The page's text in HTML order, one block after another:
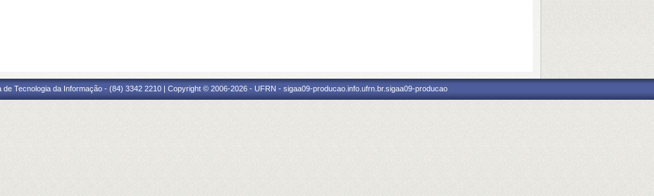
de Tecnologia da Informação - (84) 3342 2210 | Copyright © 2006-2026 - UFRN - sigaa09-producao.info.ufrn.br.sigaa09-producao